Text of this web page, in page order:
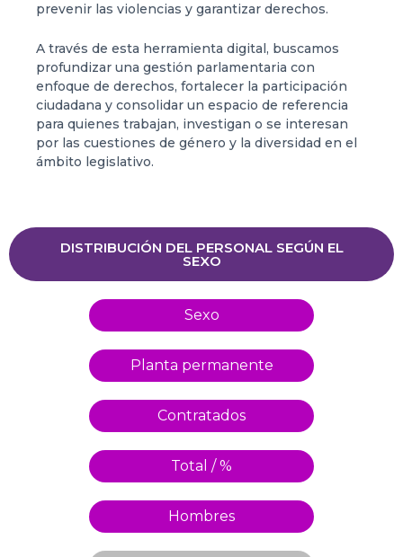
prevenir las violencias y garantizar derechos.
A través de esta herramienta digital, buscamos
profundizar una gestión parlamentaria con
enfoque de derechos, fortalecer la participación
ciudadana y consolidar un espacio de referencia
para quienes trabajan, investigan o se interesan
por las cuestiones de género y la diversidad en el
ámbito legislativo.
DISTRIBUCIÓN DEL PERSONAL SEGÚN EL
SEXO
Sexo
Planta permanente
Contratados
Total / %
Hombres